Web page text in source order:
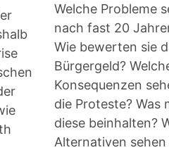
Welche Probleme
nach fast 20
Wie bewerten sie
Bürgergeld?
Konsequenzen
die Proteste? Was
diese beinhalten?
Alternativen sehen